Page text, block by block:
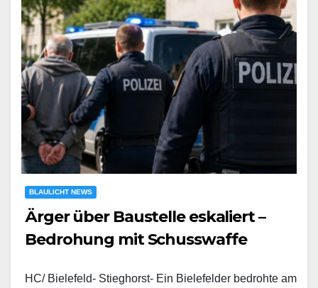
BLAULICHT NEWS
Ärger über Baustelle eskaliert –
Bedrohung mit Schusswaffe
HC/ Bielefeld- Stieghorst- Ein Bielefelder bedrohte am